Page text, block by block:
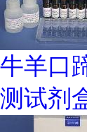
牛羊口
测试剂